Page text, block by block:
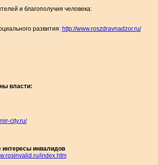
и благополучия человека:
развития: http://www.roszdravnadzor.ru/
власти:
city.ru/
интересы инвалидов
index.htm